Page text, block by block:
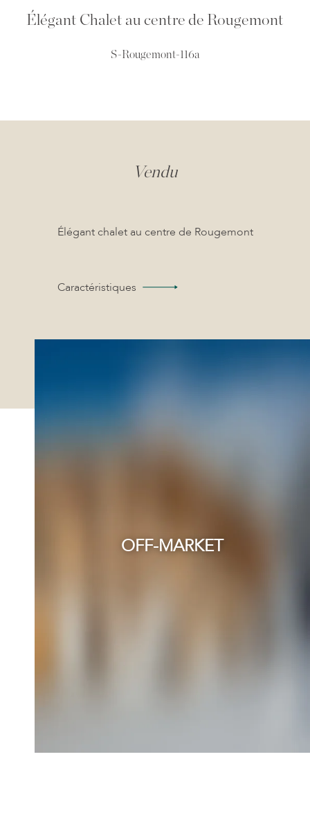
Élégant Chalet au centre de Rougemont
S-Rougemont-116a
Vendu
Élégant chalet au centre de Rougemont
Caractéristiques
OFF-MARKET